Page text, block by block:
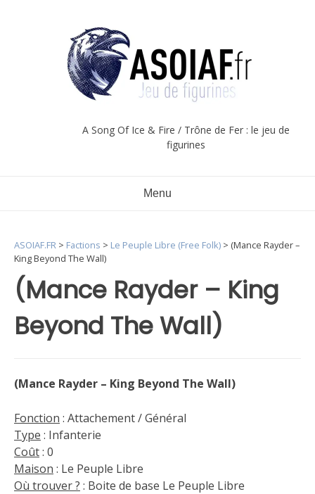
A Song Of Ice & Fire / Trône de Fer : le jeu de
figurines
Menu
(Mance Rayder – King
Beyond The Wall)
ASOIAF.FR > Factions > Le Peuple Libre (Free Folk) > (Mance Rayder –
King Beyond The Wall)
(Mance Rayder – King Beyond The Wall)
Fonction : Attachement / Général
Type : Infanterie
Coût: 0
Maison : Le Peuple Libre
Où trouver ? : Boite de base Le Peuple Libre